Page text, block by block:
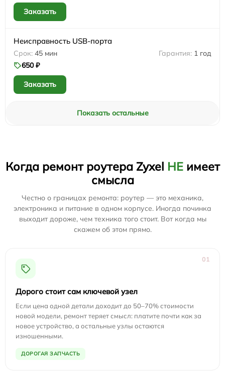
Заказать
Неисправность USB-порта
45 мин
1 год
650 ₽
Заказать
Показать остальные
Когда ремонт роутера Zyxel НЕимеет
смысла
Честно о границах ремонта: роутер — это механика,
электроника и питание в одном корпусе. Иногда починка
выходит дороже, чем техника того стоит. Вот когда мы
скажем об этом прямо.
01
Дорого стоит сам ключевой узел
Если цена одной детали доходит до 50–70% стоимости
новой модели, ремонт теряет смысл: платите почти как за
новое устройство, а остальные узлы остаются
изношенными.
ДОРОГАЯ ЗАПЧАСТЬ